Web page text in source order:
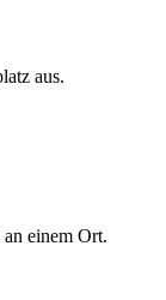
aus.
einem Ort.